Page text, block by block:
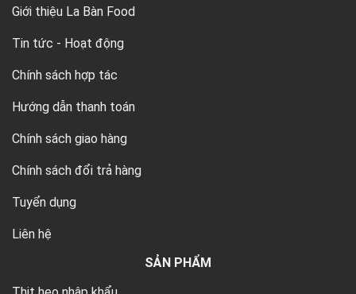
Giới thiệu La Bàn Food
Tin tức - Hoạt động
Chính sách hợp tác
Hướng dẫn thanh toán
Chính sách giao hàng
Chính sách đổi trả hàng
Tuyển dụng
Liên hệ
SẢN PHẨM